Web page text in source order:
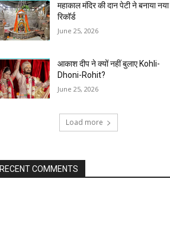
महाकाल मंदिर की दान पेटी ने बनाया नया
रिकॉर्ड
June 25, 2026
आकाश दीप ने क्यों नहीं बुलाए Kohli-
Dhoni-Rohit?
June 25, 2026
Load more
RECENT COMMENTS